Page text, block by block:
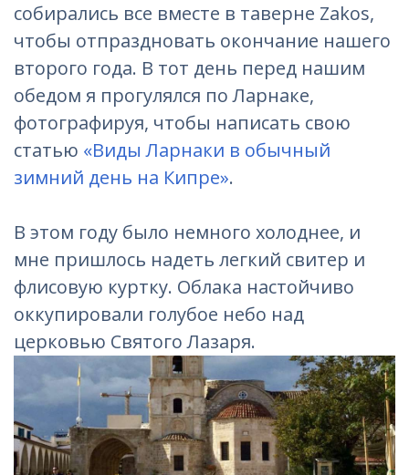
собирались все вместе в таверне Zakos,
чтобы отпраздновать окончание нашего
второго года. В тот день перед нашим
обедом я прогулялся по Ларнаке,
фотографируя, чтобы написать свою
статью «Виды Ларнаки в обычный
зимний день на Кипре».
В этом году было немного холоднее, и
мне пришлось надеть легкий свитер и
флисовую куртку. Облака настойчиво
оккупировали голубое небо над
церковью Святого Лазаря.